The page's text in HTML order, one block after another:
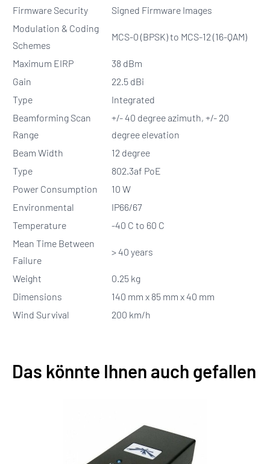
Firmware Security
Signed Firmware Images
Modulation & Coding
Schemes
MCS-0 (BPSK) to MCS-12 (16-QAM)
Maximum EIRP
38 dBm
Gain
22.5 dBi
Type
Integrated
Beamforming Scan
Range
+/- 40 degree azimuth, +/- 20
degree elevation
Beam Width
12 degree
Type
802.3af PoE
Power Consumption
10 W
Environmental
IP66/67
Temperature
-40 C to 60 C
Mean Time Between
Failure
> 40 years
Weight
0.25 kg
Dimensions
140 mm x 85 mm x 40 mm
Wind Survival
200 km/h
Das könnte Ihnen auch gefallen